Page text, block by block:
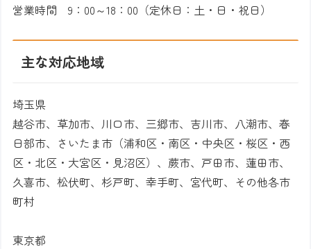
営業時間9 ： 00～18 ： 00 （定休日：土・日・祝日）
主な対応地域
埼玉県
越谷市、草加市、川口市、三郷市、吉川市、八潮市、春
日部市、さいたま市（浦和区・南区・中央区・桜区・西
区・北区・大宮区・見沼区）、蕨市、戸田市、蓮田市、
久喜市、松伏町、杉戸町、幸手町、宮代町、その他各市
町村
東京都